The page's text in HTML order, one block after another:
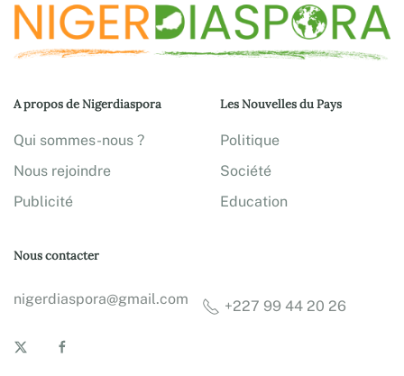
A propos de Nigerdiaspora
Qui sommes-nous ?
Nous rejoindre
Publicité
Les Nouvelles du Pays
Politique
Société
Education
Nous contacter
nigerdiaspora@gmail.com +227 99 44 20 26